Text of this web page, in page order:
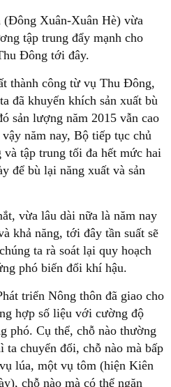
Xuân-Xuân Hè) vừa
tập trung đẩy mạnh cho
Đông tới đây.
thành công từ vụ Thu Đông,
đã khuyến khích sản xuất bù
sản lượng năm 2015 vẫn cao
năm nay, Bộ tiếp tục chủ
tập trung tối đa hết mức hai
để bù lại năng xuất và sản
vừa lâu dài nữa là năm nay
khả năng, tới đây tần suất sẽ
ta rà soát lại quy hoạch
phó biến đổi khí hậu.
triển Nông thôn đã giao cho
hợp số liệu với cường độ
phó. Cụ thể, chỗ nào thường
ta chuyển đổi, chỗ nào mà bấp
lúa, một vụ tôm (hiện Kiên
chỗ nào mà có thể ngăn